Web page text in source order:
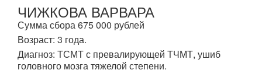
ЧИЖКОВА ВАРВАРА
Сумма сбора 675 000 рублей
Возраст: 3 года.
Диагноз: ТСМТ с превалирующей ТЧМТ, ушиб
головного мозга тяжелой степени.